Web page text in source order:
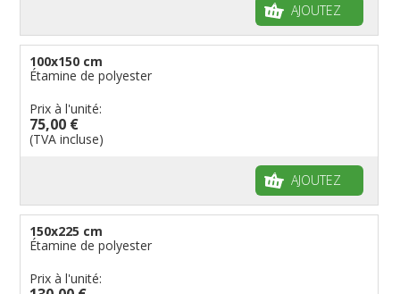
AJOUTEZ
100x150 cm
Étamine de polyester
Prix à l'unité:
75,00 €
(TVA incluse)
AJOUTEZ
150x225 cm
Étamine de polyester
Prix à l'unité: